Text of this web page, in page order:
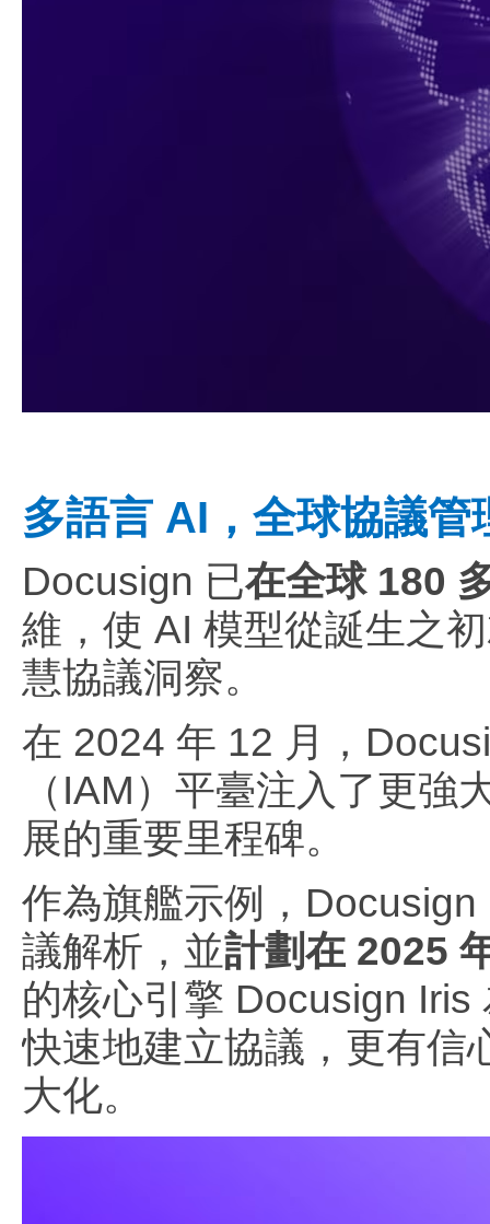
多語言 AI，全球協議管
Docusign 已在全球 180
維，使 AI 模型從誕生之
慧協議洞察。
在 2024 年 12 月，
（IAM）平臺注入了更
展的重要里程碑。
作為旗艦示例，
議解析，並計劃在 2025
的核心引擎 Docusign
快速地建立協議，更有信
大化。